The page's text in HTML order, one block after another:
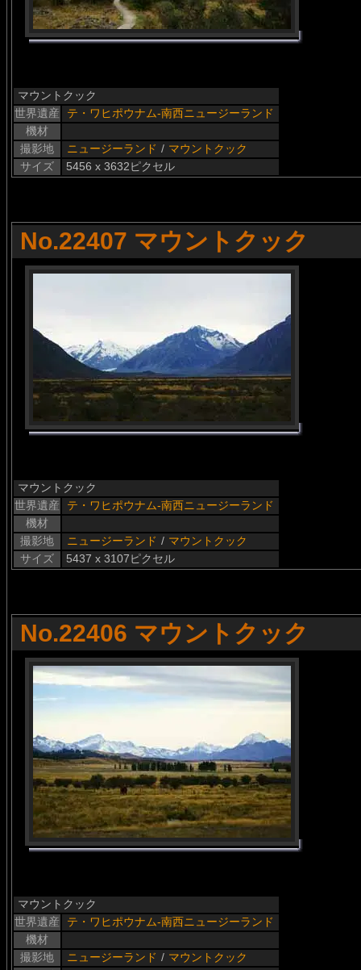
マウントクック
世界遺産
テ・ワヒポウナム-南西ニュージーランド
機材
撮影地
ニュージーランド / マウントクック
サイズ
5456 x 3632ピクセル
No.22407 マウントクック
マウントクック
世界遺産
テ・ワヒポウナム-南西ニュージーランド
機材
撮影地
ニュージーランド / マウントクック
サイズ
5437 x 3107ピクセル
No.22406 マウントクック
マウントクック
世界遺産
テ・ワヒポウナム-南西ニュージーランド
機材
撮影地
ニュージーランド / マウントクック